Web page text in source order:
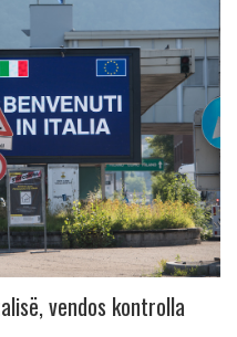
vendos kontrolla